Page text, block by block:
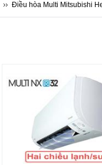
Điều hòa Multi Mitsubishi